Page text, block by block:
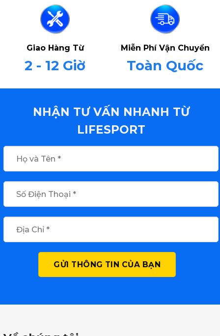
Giao Hàng Từ
2 - 12 Giờ
Miễn Phí Vận Chuyển
Toàn Quốc
NHẬN TƯ VẤN NHANH TỪ
LIFESPORT